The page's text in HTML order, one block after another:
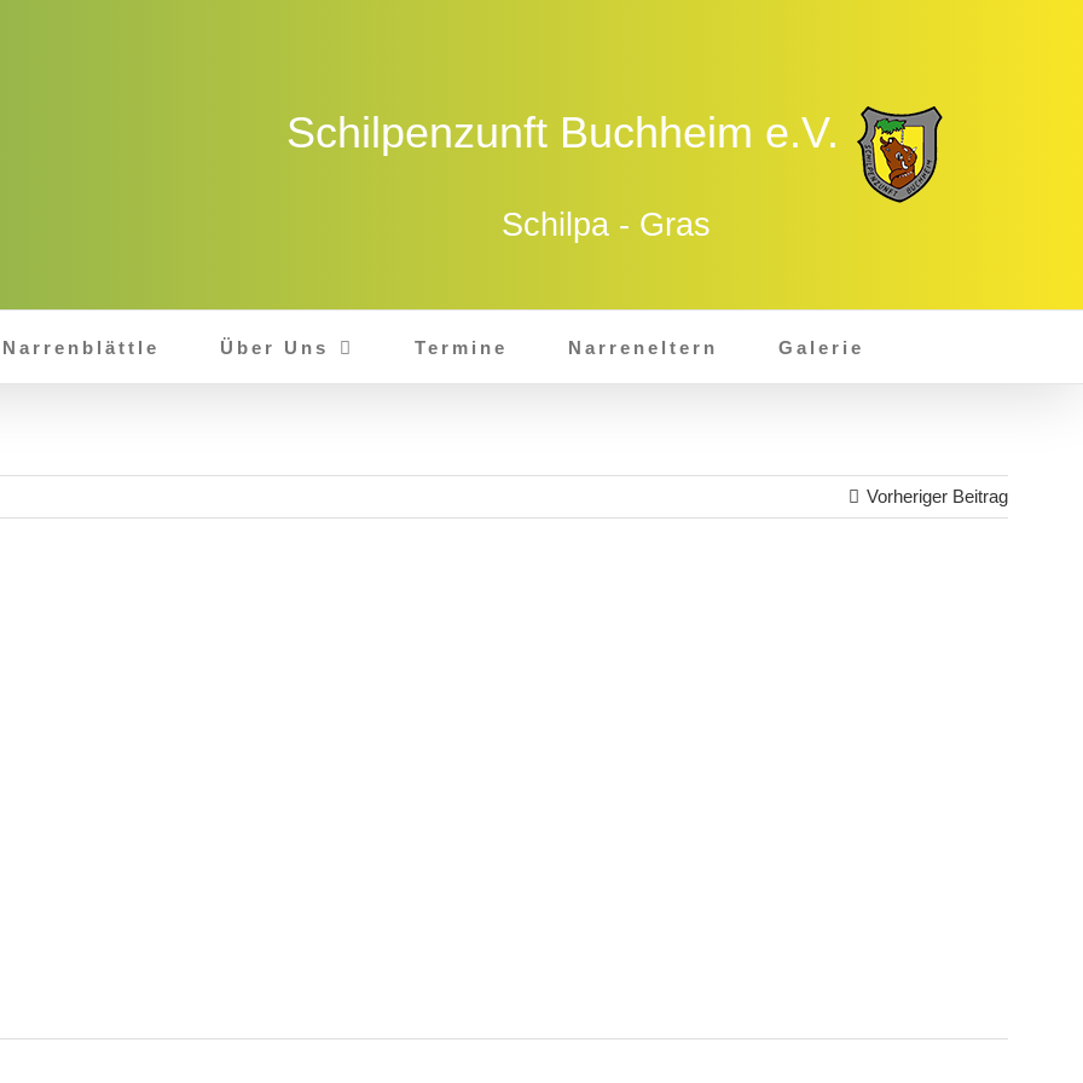
Schilpenzunft Buchheim e.V.
Schilpa - Gras
Narrenblättle Über Uns Termine Narreneltern Galerie
Vorheriger Beitrag